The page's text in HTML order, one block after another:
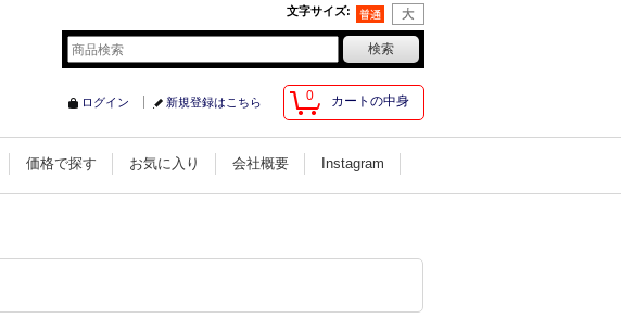
文字サイズ:
0 カートの中身
ログイン 新規登録はこちら
価格で探す お気に入り 会社概要 Instagram